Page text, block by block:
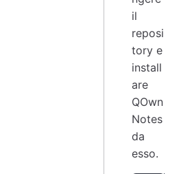
il
reposi
tory e
install
are
QOwn
Notes
da
esso.